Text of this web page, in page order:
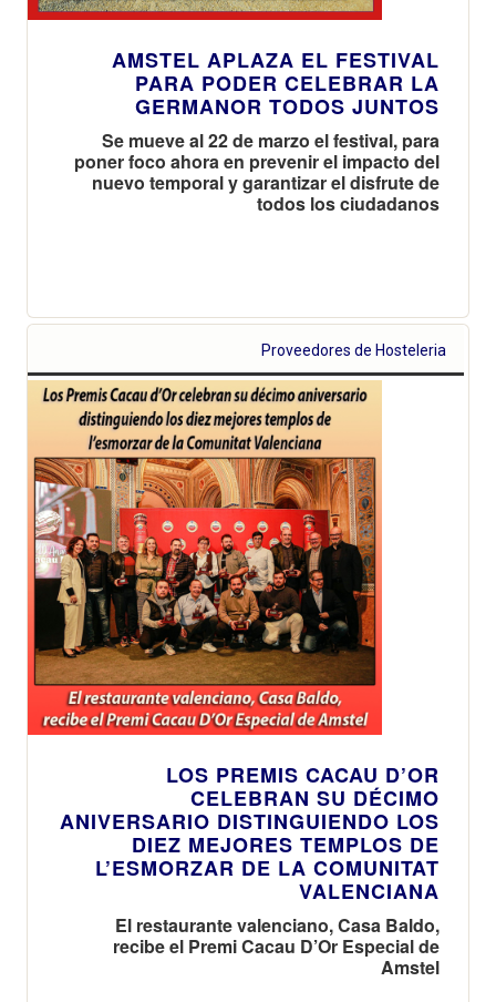
AMSTEL APLAZA EL FESTIVAL
PARA PODER CELEBRAR LA
GERMANOR TODOS JUNTOS
Se mueve al 22 de marzo el festival, para
poner foco ahora en prevenir el impacto del
nuevo temporal y garantizar el disfrute de
todos los ciudadanos
Proveedores de Hosteleria
LOS PREMIS CACAU D’OR
CELEBRAN SU DÉCIMO
ANIVERSARIO DISTINGUIENDO LOS
DIEZ MEJORES TEMPLOS DE
L’ESMORZAR DE LA COMUNITAT
VALENCIANA
El restaurante valenciano, Casa Baldo,
recibe el Premi Cacau D’Or Especial de
Amstel